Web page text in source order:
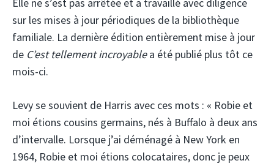
Elle ne s’est pas arrêtée et a travaillé avec diligence
sur les mises à jour périodiques de la bibliothèque
familiale. La dernière édition entièrement mise à jour
de C’est tellement incroyablea été publié plus tôt ce
mois-ci.
Levy se souvient de Harris avec ces mots : « Robie et
moi étions cousins ​​germains, nés à Buffalo à deux ans
d’intervalle. Lorsque j’ai déménagé à New York en
1964, Robie et moi étions colocataires, donc je peux